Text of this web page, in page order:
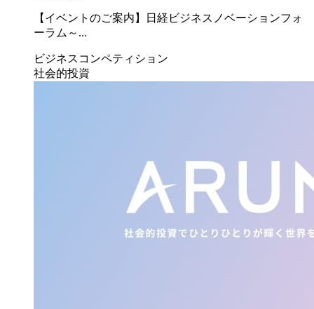
【イベントのご案内】日経ビジネスノベーションフォ
ーラム～...
ビジネスコンペティション
社会的投資